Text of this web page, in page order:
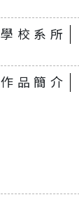
學校系所
作品簡介